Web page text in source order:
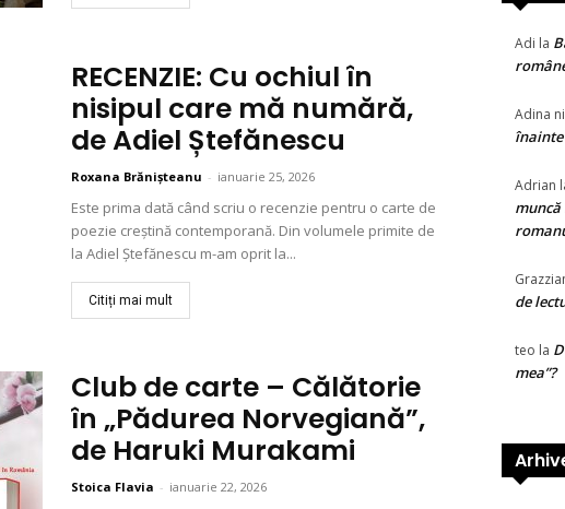
RECENZIE: Cu ochiul în
nisipul care mă numără,
de Adiel Ștefănescu
Roxana Brănișteanu - ianuarie 25, 2026
Este prima dată când scriu o recenzie pentru o carte de
poezie creștină contemporană. Din volumele primite de
la Adiel Ștefănescu m-am oprit la...
Citiți mai mult
Club de carte – Călătorie
în „Pădurea Norvegiană”,
de Haruki Murakami
Stoica Flavia - ianuarie 22, 2026
Adi la
Adina
înainte
Adrian
muncă
de
teo la
mea”?